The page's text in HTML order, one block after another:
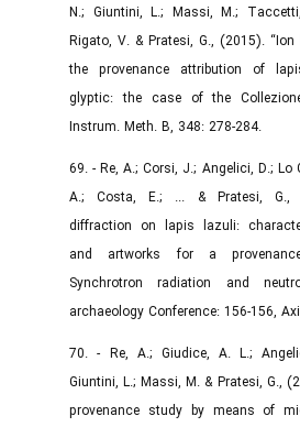
N.; Giuntini, L.; Massi, M.;
Rigato, V. & Pratesi, G., (2015).
the provenance attribution of
glyptic: the case of the
Instrum. Meth. B, 348: 278-284.
69. - Re, A.; Corsi, J.; Angelici, D.;
A.; Costa, E.; ... & Pratesi, G.,
diffraction on lapis lazuli:
and artworks for a
Synchrotron radiation and
archaeology Conference: 156-156,
70. - Re, A.; Giudice, A. L.;
Giuntini, L.; Massi, M. & Pratesi, G.,
provenance study by means of